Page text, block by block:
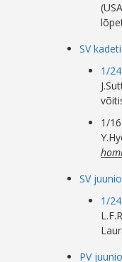
SV
1/24
1/
SV
1/24
PV